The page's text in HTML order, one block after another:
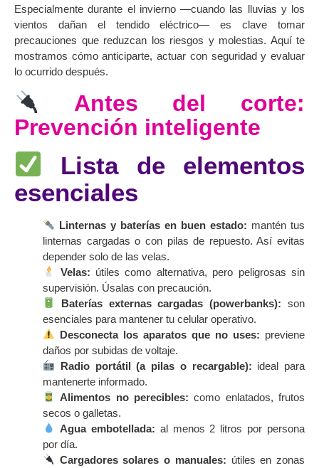
Especialmente durante el invierno —cuando las lluvias y los
vientos dañan el tendido eléctrico— es clave tomar
precauciones que reduzcan los riesgos y molestias. Aquí te
mostramos cómo anticiparte, actuar con seguridad y evaluar
lo ocurrido después.
Antes del corte:
Prevención inteligente
Lista de elementos
esenciales
Linternas y baterías en buen estado: mantén tus
linternas cargadas o con pilas de repuesto. Así evitas
depender solo de las velas.
Velas: útiles como alternativa, pero peligrosas sin
supervisión. Úsalas con precaución.
Baterías externas cargadas (powerbanks): son
esenciales para mantener tu celular operativo.
Desconecta los aparatos que no uses: previene
daños por subidas de voltaje.
Radio portátil (a pilas o recargable): ideal para
mantenerte informado.
Alimentos no perecibles: como enlatados, frutos
secos o galletas.
Agua embotellada: al menos 2 litros por persona
por día.
Cargadores solares o manuales: útiles en zonas